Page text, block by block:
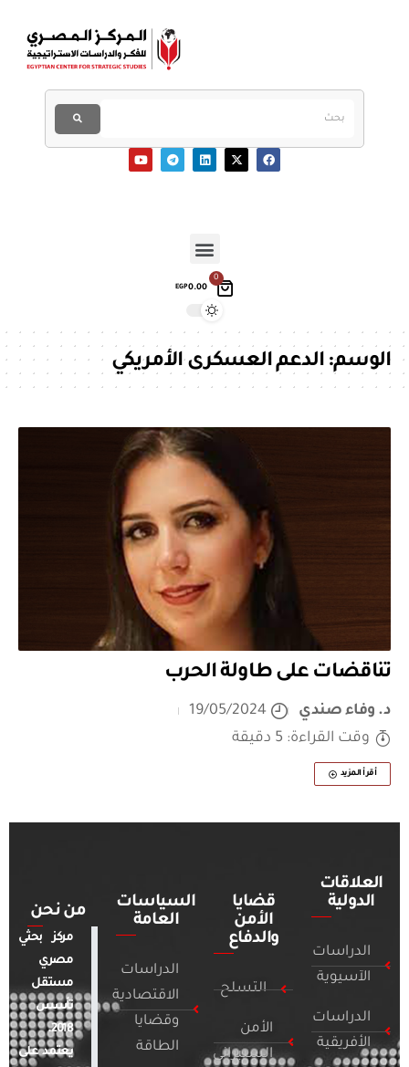
0
EGP0.00
الوسم:الدعم العسكرى الأمريكي
تناقضات على طاولة الحرب
د. وفاء صندي
19/05/2024
وقت القراءة: 5 دقيقة
أقرأ المزيد
العلاقات
الدولية
الدراسات
الآسيوية
الدراسات
الأفريقية
قضايا
الأمن
والدفاع
التسلح
الأمن
السيبراني
السياسات
العامة
الدراسات
الاقتصادية
وقضايا
الطاقة
من نحن
مركز بحثي
مصري
مستقل
تأسس
2018.
يعتمد على